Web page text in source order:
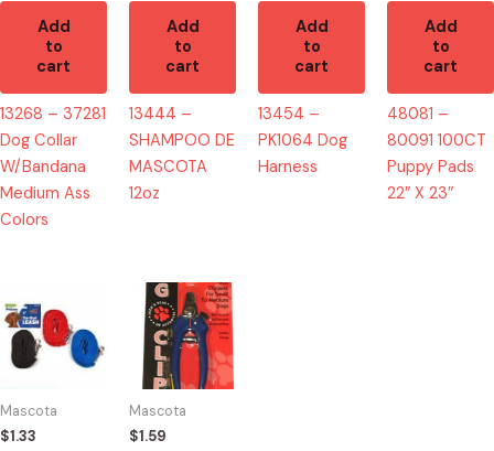
quantity
Add
to
cart
13268 – 37281
Dog Collar
W/Bandana
Medium Ass
Colors
Add
to
cart
13444 –
SHAMPOO DE
MASCOTA
12oz
Add
to
cart
13454 –
PK1064 Dog
Harness
quantity
Add
to
cart
48081 –
80091 100CT
Puppy Pads
22″ X 23″
Mascota
$1.33
-
PK6018
Pet
King
-
Mascota
$1.59
55483
NAIL
CLIPPER
DOG
SMALL